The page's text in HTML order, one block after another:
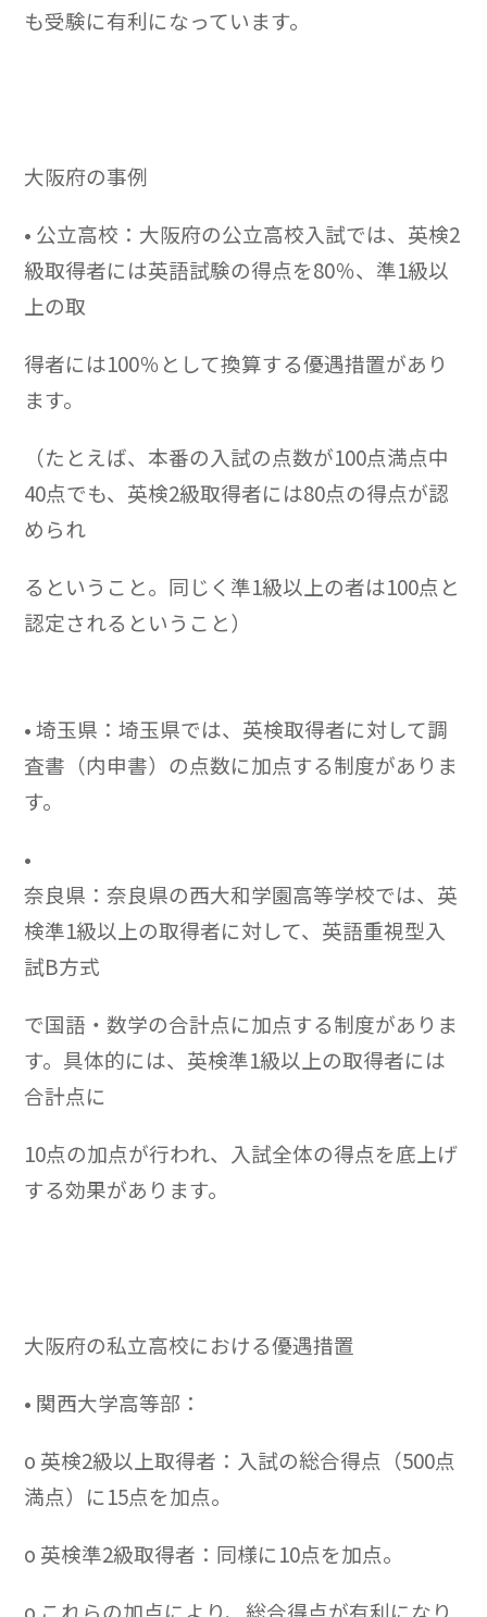
も受験に有利になっています。
大阪府の事例
• 公立高校：大阪府の公立高校入試では、英検2
級取得者には英語試験の得点を80％、準1級以
上の取
得者には100％として換算する優遇措置があり
ます。
（たとえば、本番の入試の点数が100点満点中
40点でも、英検2級取得者には80点の得点が認
められ
るということ。同じく準1級以上の者は100点と
認定されるということ）
• 埼玉県：埼玉県では、英検取得者に対して調
査書（内申書）の点数に加点する制度がありま
す。
•
奈良県：奈良県の西大和学園高等学校では、英
検準1級以上の取得者に対して、英語重視型入
試B方式
で国語・数学の合計点に加点する制度がありま
す。具体的には、英検準1級以上の取得者には
合計点に
10点の加点が行われ、入試全体の得点を底上げ
する効果があります。
大阪府の私立高校における優遇措置
• 関西大学高等部：
o 英検2級以上取得者：入試の総合得点（500点
満点）に15点を加点。
o 英検準2級取得者：同様に10点を加点。
o これらの加点により、総合得点が有利になり